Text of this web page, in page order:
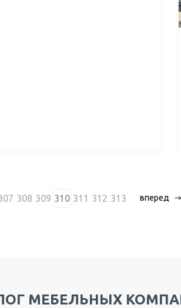
308 309 310 311 312 313 вперед
МЕБЕЛЬНЫХ